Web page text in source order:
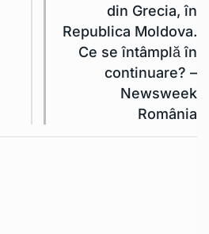
din Grecia, în
Republica Moldova.
Ce se întâmplă în
continuare? –
Newsweek
România